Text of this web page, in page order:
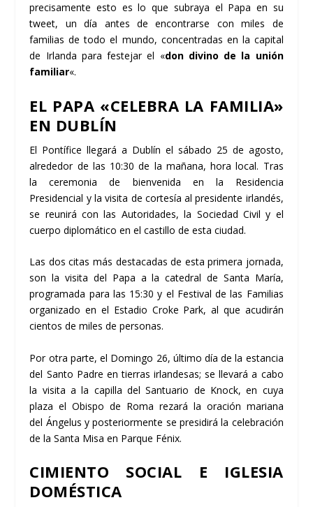
precisamente esto es lo que subraya el Papa en su
tweet, un día antes de encontrarse con miles de
familias de todo el mundo, concentradas en la capital
de Irlanda para festejar el «don divino de la unión
familiar«.
EL PAPA «CELEBRA LA FAMILIA»
EN DUBLÍN
El Pontífice llegará a Dublín el sábado 25 de agosto,
alrededor de las 10:30 de la mañana, hora local. Tras
laceremonia de bienvenida en la Residencia
Presidencial y la visita de cortesía al presidente irlandés,
se reunirá con las Autoridades, la Sociedad Civil y el
cuerpo diplomático en el castillo de esta ciudad.
Las dos citas más destacadas de esta primera jornada,
son la visita del Papa a la catedral de Santa María,
programada para las 15:30 y el Festival de las Familias
organizado en el Estadio Croke Park, al que acudirán
cientos de miles de personas.
Por otra parte, el Domingo 26, último día de la estancia
del Santo Padre en tierras irlandesas; se llevará a cabo
la visita a la capilla delSantuario de Knock, en cuya
plaza el Obispo de Roma rezará la oración mariana
del Ángelus y posteriormente se presidirá la celebración
de la Santa Misa en Parque Fénix.
CIMIENTO SOCIAL E IGLESIA
DOMÉSTICA